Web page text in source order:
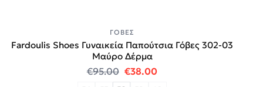
ΓΌΒΕΣ
Fardoulis Shoes Γυναικεία Παπούτσια Γόβες 302-03
Μαύρο Δέρμα
€95.00 Original price was: €95.00.
€38.00Η τρέχουσα τιμή